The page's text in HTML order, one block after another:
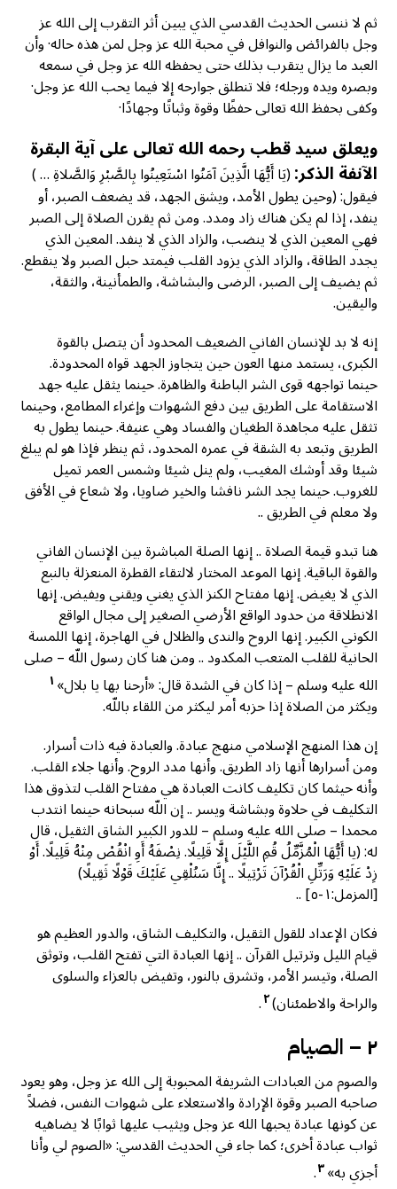
ثم لا ننسى الحديث القدسي الذي يبين أثر التقرب إلى الله عز
وجل بالفرائض والنوافل في محبة الله عز وجل لمن هذه حاله· وأن
العبد ما يزال يتقرب بذلك حتى يحفظه الله عز وجل في سمعه
وبصره ويده ورجله؛ فلا تنطلق جوارحه إلا فيما يحب الله عز وجل·
وكفى بحفظ الله تعالى حفظًا وقوة وثباتًا وجهادًا·
ويعلق سيد قطب رحمه الله تعالى على آية البقرة
الآنفة الذكر:(يَا أَيُّهَا الَّذِينَ آمَنُوا اسْتَعِينُوا بِالصَّبْرِ وَالصَّلاةِ … )
فيقول: (وحين يطول الأمد، ويشق الجهد، قد يضعف الصبر، أو
ينفد، إذا لم يكن هناك زاد ومدد. ومن ثم يقرن الصلاة إلى الصبر
فهي المعين الذي لا ينضب، والزاد الذي لا ينفد. المعين الذي
يجدد الطاقة، والزاد الذي يزود القلب فيمتد حبل الصبر ولا ينقطع.
ثم يضيف إلى الصبر، الرضى والبشاشة، والطمأنينة، والثقة،
واليقين.
إنه لا بد للإنسان الفاني الضعيف المحدود أن يتصل بالقوة
الكبرى، يستمد منها العون حين يتجاوز الجهد قواه المحدودة.
حينما تواجهه قوى الشر الباطنة والظاهرة. حينما يثقل عليه جهد
الاستقامة على الطريق بين دفع الشهوات وإغراء المطامع، وحينما
تثقل عليه مجاهدة الطغيان والفساد وهي عنيفة. حينما يطول به
الطريق وتبعد به الشقة في عمره المحدود، ثم ينظر فإذا هو لم يبلغ
شيئا وقد أوشك المغيب، ولم ينل شيئا وشمس العمر تميل
للغروب. حينما يجد الشر نافشا والخير ضاويا، ولا شعاع في الأفق
ولا معلم في الطريق ..
هنا تبدو قيمة الصلاة .. إنها الصلة المباشرة بين الإنسان الفاني
والقوة الباقية. إنها الموعد المختار لالتقاء القطرة المنعزلة بالنبع
الذي لا يغيض. إنها مفتاح الكنز الذي يغني ويقني ويفيض. إنها
الانطلاقة من حدود الواقع الأرضي الصغير إلى مجال الواقع
الكوني الكبير. إنها الروح والندى والظلال في الهاجرة، إنها اللمسة
الحانية للقلب المتعب المكدود .. ومن هنا كان رسول اللّه – صلى
الله عليه وسلم – إذا كان في الشدة قال: «أرحنا بها يا بلال»١
ويكثر من الصلاة إذا حزبه أمر ليكثر من اللقاء باللّه.
إن هذا المنهج الإسلامي منهج عبادة. والعبادة فيه ذات أسرار.
ومن أسرارها أنها زاد الطريق. وأنها مدد الروح. وأنها جلاء القلب.
وأنه حيثما كان تكليف كانت العبادة هي مفتاح القلب لتذوق هذا
التكليف في حلاوة وبشاشة ويسر .. إن اللّه سبحانه حينما انتدب
محمدا – صلى الله عليه وسلم – للدور الكبير الشاق الثقيل، قال
له: (يا أَيُّهَا الْمُزَّمِّلُ قُمِ اللَّيْلَ إِلَّا قَلِيلًا. نِصْفَهُ أَوِ انْقُصْ مِنْهُ قَلِيلًا. أَوْ
زِدْ عَلَيْهِ وَرَتِّلِ الْقُرْآنَ تَرْتِيلًا .. إِنَّا سَنُلْقِي عَلَيْكَ قَوْلًا ثَقِيلًا)
[المزمل:١-٥] ..
فكان الإعداد للقول الثقيل، والتكليف الشاق، والدور العظيم هو
قيام الليل وترتيل القرآن .. إنها العبادة التي تفتح القلب، وتوثق
الصلة، وتيسر الأمر، وتشرق بالنور، وتفيض بالعزاء والسلوى
والراحة والاطمئنان)٢.
٢ – الصيام
والصوم من العبادات الشريفة المحبوبة إلى الله عز وجل، وهو يعود
صاحبه الصبر وقوة الإرادة والاستعلاء على شهوات النفس، فضلاً
عن كونها عبادة يحبها الله عز وجل ويثيب عليها ثوابًا لا يضاهيه
ثواب عبادة أخرى؛ كما جاء في الحديث القدسي: «الصوم لي وأنا
أجزي به»٣.